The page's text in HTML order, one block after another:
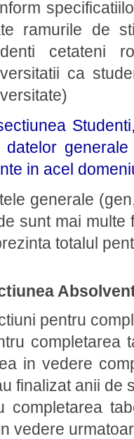
ramurile de
cetateni
ca
datelor
in acel
generale
sunt mai multe
totalul
pentru
completarea
in vedere
finalizat anii de
completarea
vedere